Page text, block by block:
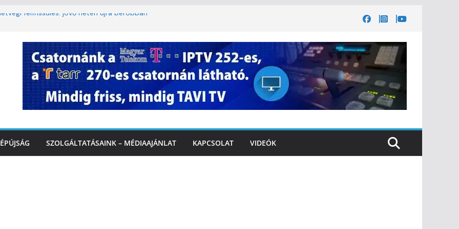
felfrissülés: jövő héten újra berobban
A 3. kerület TVE csapatát fogadta a
a tűzoltók dolgát Marcalinál
közlekedésért, elektromos
SZOLGÁLTATÁSAINK – MÉDIAAJÁNLAT KAPCSOLAT VIDEÓK